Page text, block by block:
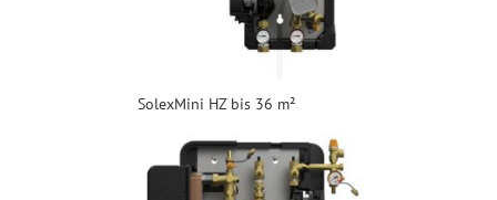
SolexMini HZ bis 36 m²